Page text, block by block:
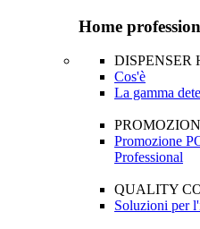
Home
DISPENSER
Cos'è
La gamma
Promozione
Professional
QUALITY
Soluzioni per